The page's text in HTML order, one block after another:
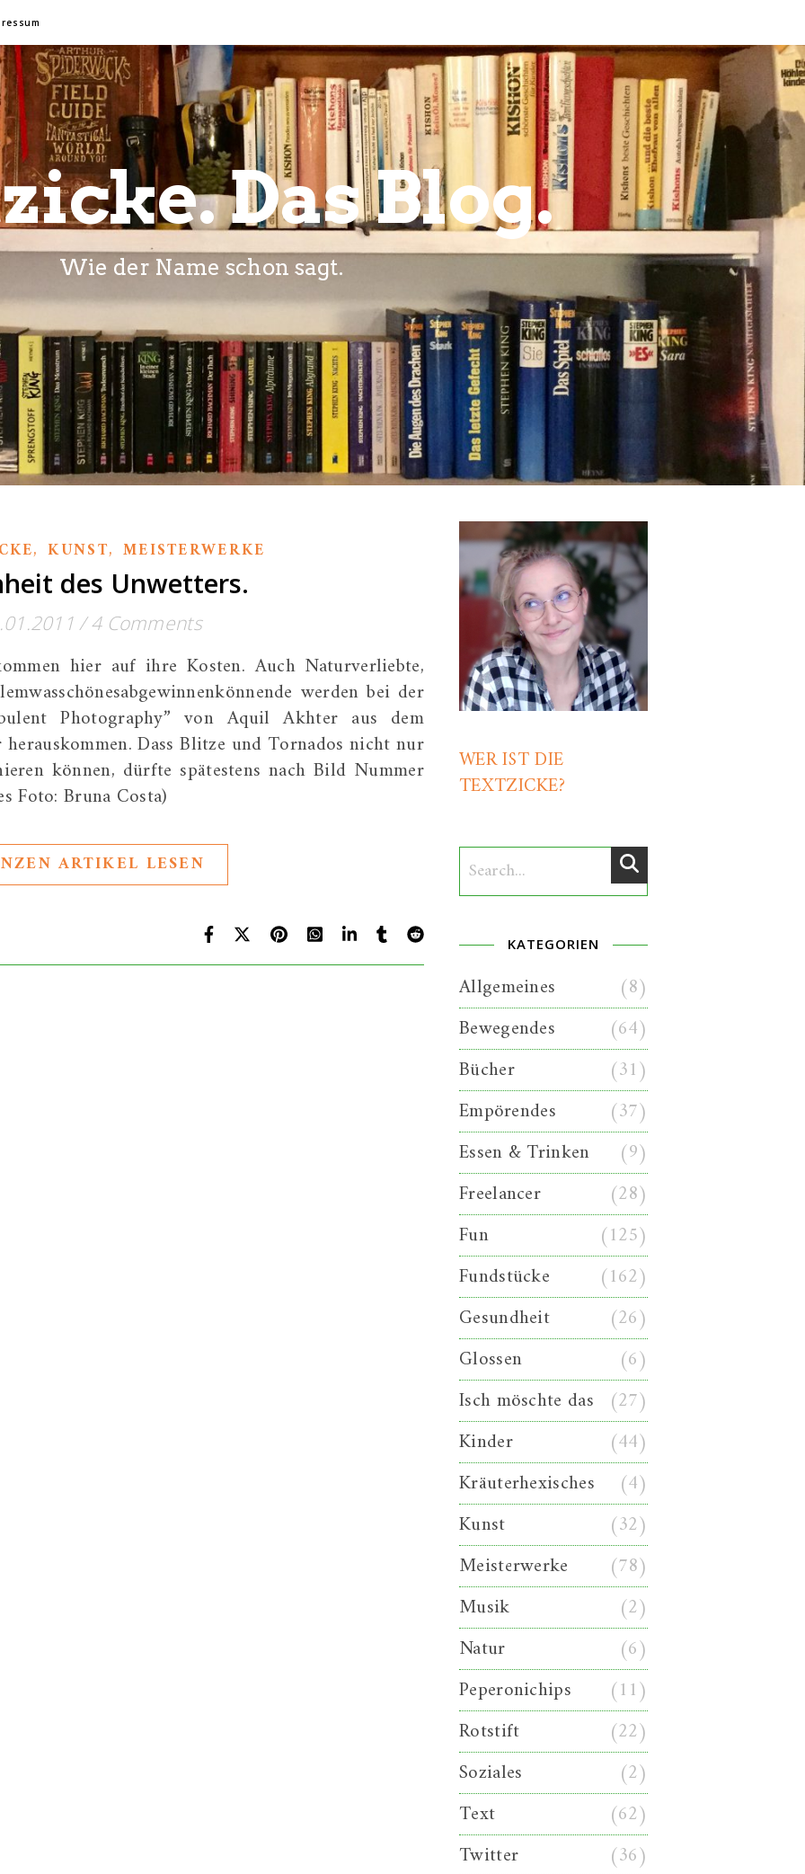
Das Blog.
Wie der Name schon sagt.
,KUNST, MEISTERWERKE
des Unwetters.
/ 4 Comments
hier auf ihre Kosten. Auch Naturverliebte,
werden bei der
Photography” von Aquil Akhter aus dem
Dass Blitze und Tornados nicht nur
können, dürfte spätestens nach Bild Nummer
Foto: Bruna Costa)
ARTIKEL LESEN
WER IST DIE
TEXTZICKE?
KATEGORIEN
Allgemeines
(8)
Bewegendes
(64)
Bücher
(31)
Empörendes
(37)
Essen & Trinken
(9)
Freelancer
(28)
Fun
(125)
Fundstücke
(162)
Gesundheit
(26)
Glossen
(6)
Isch möschte das (27)
Kinder
(44)
Kräuterhexisches
(4)
Kunst
(32)
Meisterwerke
(78)
Musik
(2)
Natur
(6)
Peperonichips
(11)
Rotstift
(22)
Soziales
(2)
Text
(62)
Twitter
(36)